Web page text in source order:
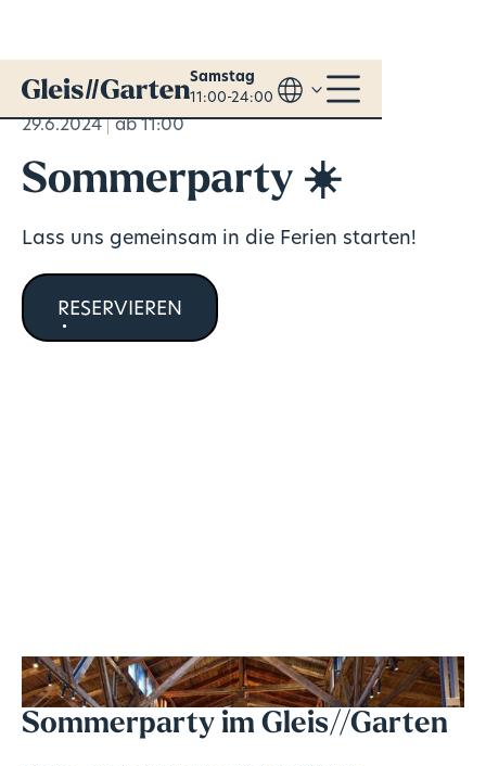
Samstag
11:00-24:00
29.6.2024 ab 11:00
Sommerparty ☀️
Lass uns gemeinsam in die Ferien starten!
RESERVIEREN
Sommerparty im Gleis//Garten